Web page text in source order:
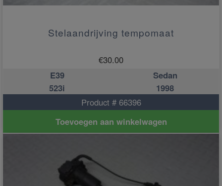
Stelaandrijving tempomaat
€30.00
E39
Sedan
523i
1998
Product # 66396
Toevoegen aan winkelwagen